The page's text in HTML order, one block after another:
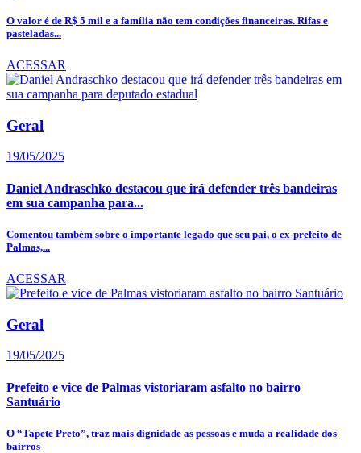
O valor é de R$ 5 mil e a família não tem condições financeiras. Rifas e
pasteladas...
ACESSAR
Geral
19/05/2025
Daniel Andraschko destacou que irá defender três bandeiras
em sua campanha para...
Comentou também sobre o importante legado que seu pai, o ex-prefeito de
Palmas,...
ACESSAR
Geral
19/05/2025
Prefeito e vice de Palmas vistoriaram asfalto no bairro
Santuário
O “Tapete Preto”, traz mais dignidade as pessoas e muda a realidade dos
bairros